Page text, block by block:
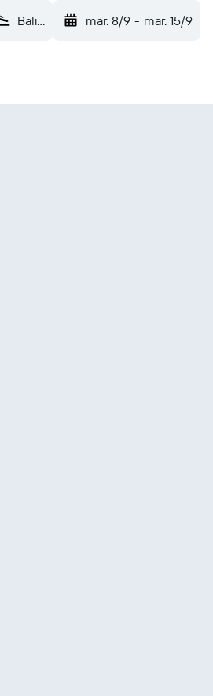
Balikpapan Sepinnggan (BPN) mar. 8/9 - mar. 15/9